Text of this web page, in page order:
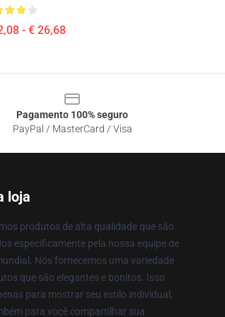
- € 26,68
Pagamento 100% seguro
PayPal / MasterCard / Visa
loja
produtos de alta qualidade que são
especificamente pela nossa equipe de
Nós fornecemos uma variedade
que são elegantes e bonitos. Isso
para mostrar seu estilo individual,
para você compartilhar sua